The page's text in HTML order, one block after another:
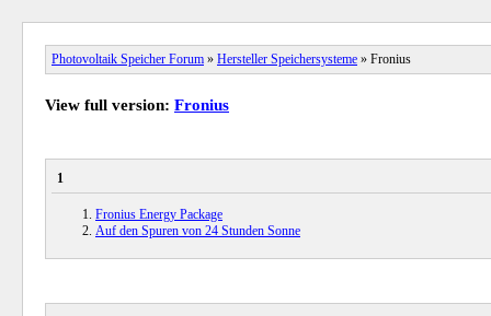
Photovoltaik Speicher Forum » Hersteller Speichersysteme » Fronius
View full version: Fronius
1
Fronius Energy Package
Auf den Spuren von 24 Stunden Sonne